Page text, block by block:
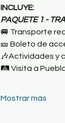
INCLUYE:
PAQUETE 1 -
🚐 Transporte
🎫 Boleto de
🎶Actividades y
🛤️ Visita a
Mostrar más